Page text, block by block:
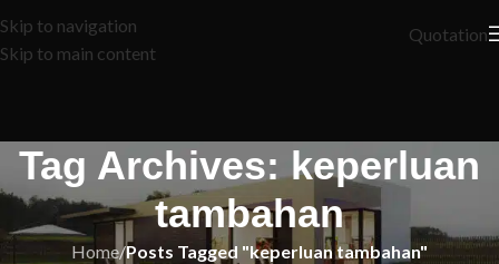
Skip to navigation
Skip to main content
Quotation
Tag Archives: keperluan
tambahan
Home/Posts Tagged "keperluan tambahan"